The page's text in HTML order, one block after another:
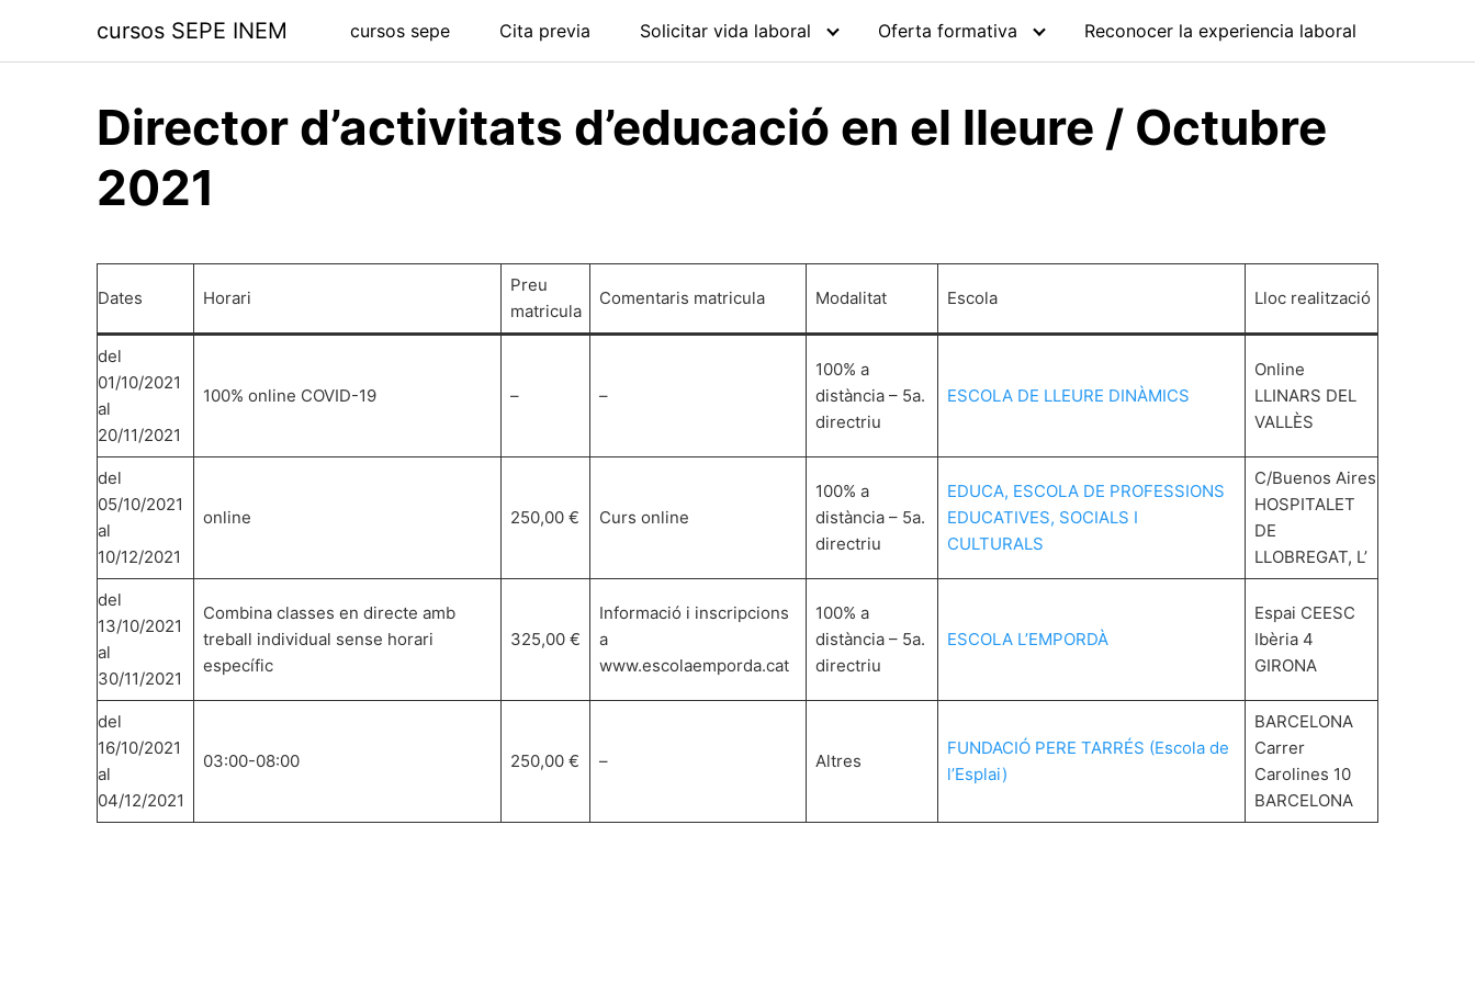
contenido
cursos SEPE INEM cursos sepe Cita previa Solicitar vida laboral Oferta formativa Reconocer la experiencia laboral
Director d’activitats d’educació en el lleure / Octubre
2021
Dates Horari
Preu
matricula
Comentaris matricula Modalitat Escola Lloc realització
del
01/10/2021
al
20/11/2021
100% online COVID-19 – –
100% a
distància – 5a.
directriu
ESCOLA DE LLEURE DINÀMICS
Online
LLINARS DEL
VALLÈS
del
05/10/2021
al
10/12/2021
online 250,00 € Curs online
100% a
distància – 5a.
directriu
EDUCA, ESCOLA DE PROFESSIONS
EDUCATIVES, SOCIALS I
CULTURALS
C/Buenos Aires
HOSPITALET
DE
LLOBREGAT, L’
del
13/10/2021
al
30/11/2021
Combina classes en directe amb
treball individual sense horari
específic
325,00 €
Informació i inscripcions
a
www.escolaemporda.cat
100% a
distància – 5a.
directriu
ESCOLA L’EMPORDÀ
Espai CEESC
Ibèria 4
GIRONA
del
16/10/2021
al
04/12/2021
03:00-08:00 250,00 € – Altres
FUNDACIÓ PERE TARRÉS (Escola de
l’Esplai)
BARCELONA
Carrer
Carolines 10
BARCELONA